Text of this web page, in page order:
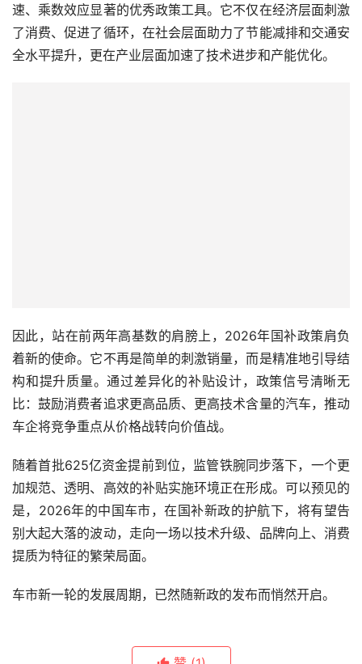
速、乘数效应显著的优秀政策工具。它不仅在经济层面刺激
了消费、促进了循环，在社会层面助力了节能减排和交通安
全水平提升，更在产业层面加速了技术进步和产能优化。
构和提升质量。通过差异化的补贴设计，政策信号清晰无
比：鼓励消费者追求更高品质、更高技术含量的汽车，推动
车企将竞争重点从价格战转向价值战。
随着首批625亿资金提前到位，监管铁腕同步落下，一个更
是，2026年的中国车市，在国补新政的护航下，将有望告
别大起大落的波动，走向一场以技术升级、品牌向上、消费
提质为特征的繁荣局面。
车市新一轮的发展周期，已然随新政的发布而悄然开启。